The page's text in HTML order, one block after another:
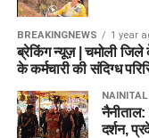
BREAKINGNEWS 1 year
ब्रेकिंग न्यूज़ | चमोली जिले
के कर्मचारी की संदिग्ध
NAINITAL
नैनीताल:
दर्शन,